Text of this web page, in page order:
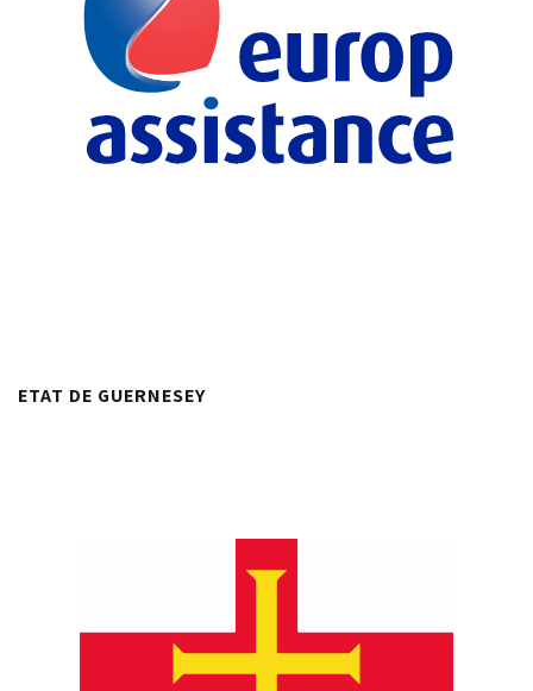
ETAT DE GUERNESEY